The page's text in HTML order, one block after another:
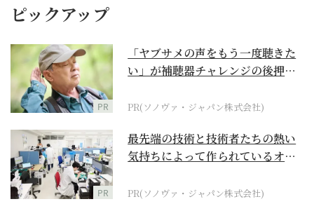
ピックアップ
PR
「ヤブサメの声をもう一度聴きた
い」が補聴器チャレンジの後押し
PR(ソノヴァ・ジャパン株式会社)
PR
最先端の技術と技術者たちの熱い
気持ちによって作られているオー
PR(ソノヴァ・ジャパン株式会社)